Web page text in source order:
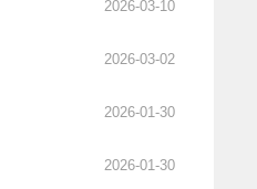
2026-03-10
2026-03-02
2026-01-30
2026-01-30